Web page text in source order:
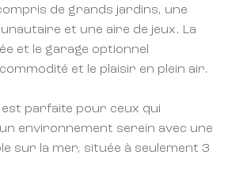
de grands jardins, une
et une aire de jeux. La
et le garage optionnel
et le plaisir en plein air.
parfaite pour ceux qui
environnement serein avec une
sur la mer, située à seulement 3